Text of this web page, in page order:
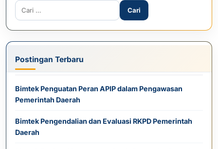
Cari untuk:
Postingan Terbaru
Bimtek Penguatan Peran APIP dalam Pengawasan
Pemerintah Daerah
Bimtek Pengendalian dan Evaluasi RKPD Pemerintah
Daerah